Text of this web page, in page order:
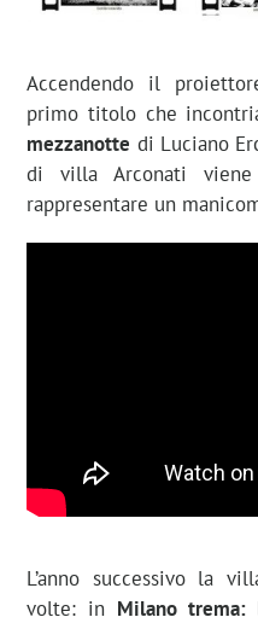
Accendendo il
primo titolo che
mezzanotte di Luciano
di villa Arconati viene
rappresentare un
L’anno successivo la
volte: in Milano